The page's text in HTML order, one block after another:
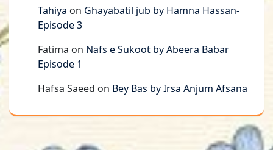
Tahiya on Ghayabatil jub by Hamna Hassan-
Episode 3
Fatima on Nafs e Sukoot by Abeera Babar
Episode 1
Hafsa Saeed on Bey Bas by Irsa Anjum Afsana